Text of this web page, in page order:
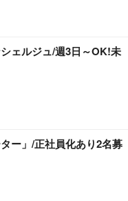
ェルジュ/週3日～OK!未
ー」/正社員化あり2名募